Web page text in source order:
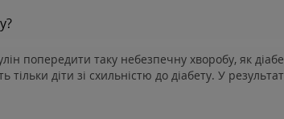
попередити таку небезпечну хворобу, як
діти зі схильністю до діабету. У